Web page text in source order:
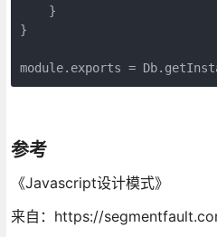
    }
}
参考
《Javascript设计模式》
来自：https://